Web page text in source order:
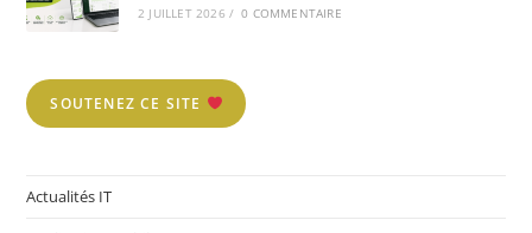
2 JUILLET 2026 / 0 COMMENTAIRE
SOUTENEZ CE SITE
Actualités IT